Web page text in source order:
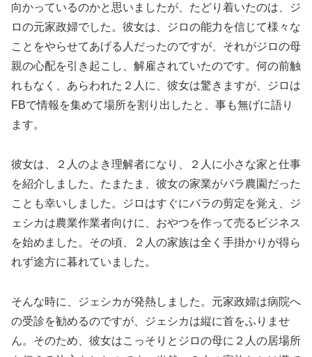
向かっているのかと思いましたが、たどり着いたのは、ジ
ロの元家政婦でした。彼女は、ジロの能力を信じて様々な
ことをやらせてあげる人だったのですが、それがジロの母
親の心配を引き起こし、解雇されていたのです。何の前触
れもなく、あらわれた２人に、彼女は驚きますが、ジロは
FBで情報を集めて場所を割り出したと、事も無げに語り
ます。
彼女は、２人のよき理解者になり、２人に小さな家と仕事
を紹介しました。たまたま、彼女の家業がバラ農園だった
ことも幸いしました。ジロはすぐにバラの剪定を覚え、ジ
ェシカは農業作業者向けに、おやつを作って売るビジネス
を始めました。その頃、２人の家族は全く手掛かりが得ら
れず途方に暮れていました。
そんな時に、ジェシカが発熱しました。元家政婦は病院へ
の受診を勧めるのですが、ジェシカは縦に首をふりませ
ん。そのため、彼女はこっそりとジロの母に２人の居場所